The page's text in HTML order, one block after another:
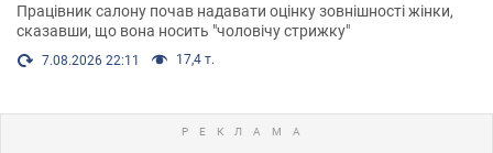
Працівник салону почав надавати оцінку зовнішності жінки,
сказавши, що вона носить "чоловічу стрижку"
7.08.2026 22:11 17,4 т.